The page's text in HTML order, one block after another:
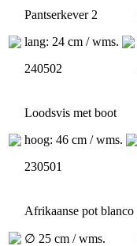
Pantserkever 2
lang: 24 cm / wms.
240502
Loodsvis met boot
hoog: 46 cm / wms.
230501
Afrikaanse pot blanco
∅ 25 cm / wms.